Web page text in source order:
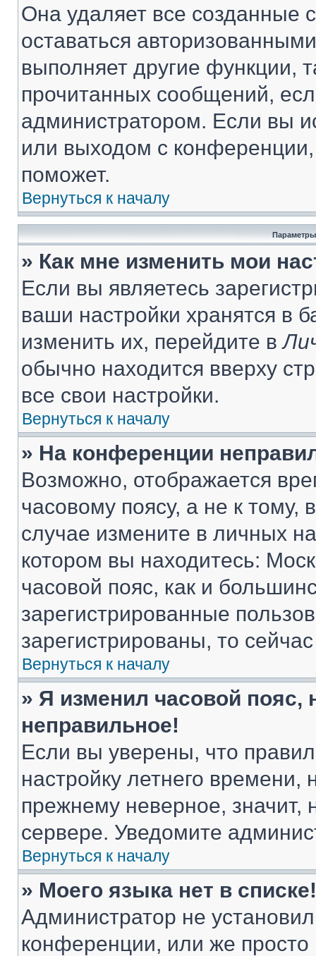
Она удаляет все созданные
оставаться
выполняет другие функции,
прочитанных сообщений,
администратором. Если вы
или выходом с
поможет.
Вернуться к началу
Параметры
» Как мне изменить мои
Если вы являетесь
ваши настройки хранятся в
изменить их, перейдите в
обычно находится вверху
все свои настройки.
Вернуться к началу
» На конференции
Возможно, отображается
часовому поясу, а не к тому,
случае измените в личных
котором вы находитесь:
часовой пояс, как и
зарегистрированные
зарегистрированы, то
Вернуться к началу
» Я изменил часовой пояс,
неправильное!
Если вы уверены, что
настройку летнего
прежнему неверное, значит,
сервере. Уведомите
Вернуться к началу
» Моего языка нет в списке!
Администратор не
конференции, или же